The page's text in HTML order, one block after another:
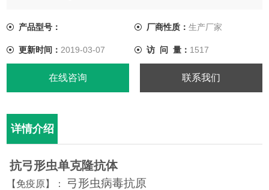
【纯度】：>99%
【纯化方式】：SPG亲和层析纯化
【相关产品】：抗沙门氏菌单
产品型号： 厂商性质： 生产厂家
更新时间： 2019-03-07 访 问 量： 1517
在线咨询 联系我们
详情介绍
抗弓形虫单克隆抗体
【免疫原】 ： 弓形虫病毒抗原